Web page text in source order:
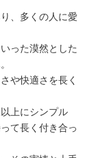
、多くの人に愛
った漠然とした
や快適さを長く
上にシンプル
て長く付き合っ